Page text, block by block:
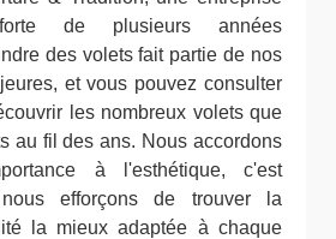
de plusieurs années
des volets fait partie de nos
et vous pouvez consulter
les nombreux volets que
au fil des ans. Nous accordons
à l'esthétique, c'est
efforçons de trouver la
la mieux adaptée à chaque